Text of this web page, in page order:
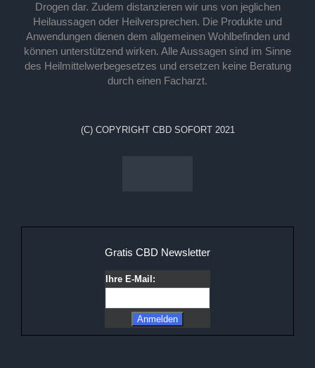
Drogen dar. Zudem distanzieren wir uns von jeglichen
Heilaussagen oder Heilversprechen. Die Produkte und
Anwendungen dienen dem allgemeinen Wohlbefinden und
können unterstützend wirken. Alle Aussagen sind im Sinne
des Heilmittelwerbegesetzes und ersetzen keine Beratung
durch einen Facharzt.
(C) COPYRIGHT CBD SOFORT 2021
Gratis CBD Newsletter
Ihre E-Mail: